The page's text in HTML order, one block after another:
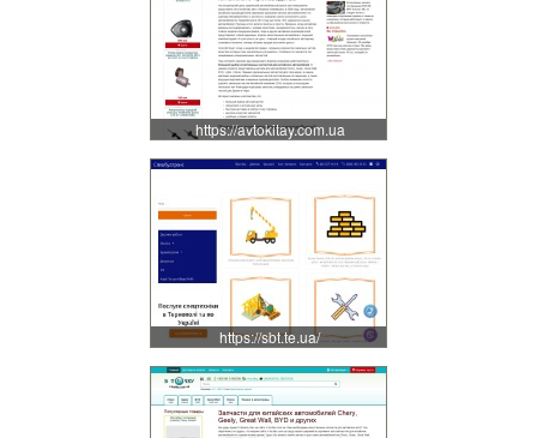
https://avtokitay.com.ua
https://sbt.te.ua/